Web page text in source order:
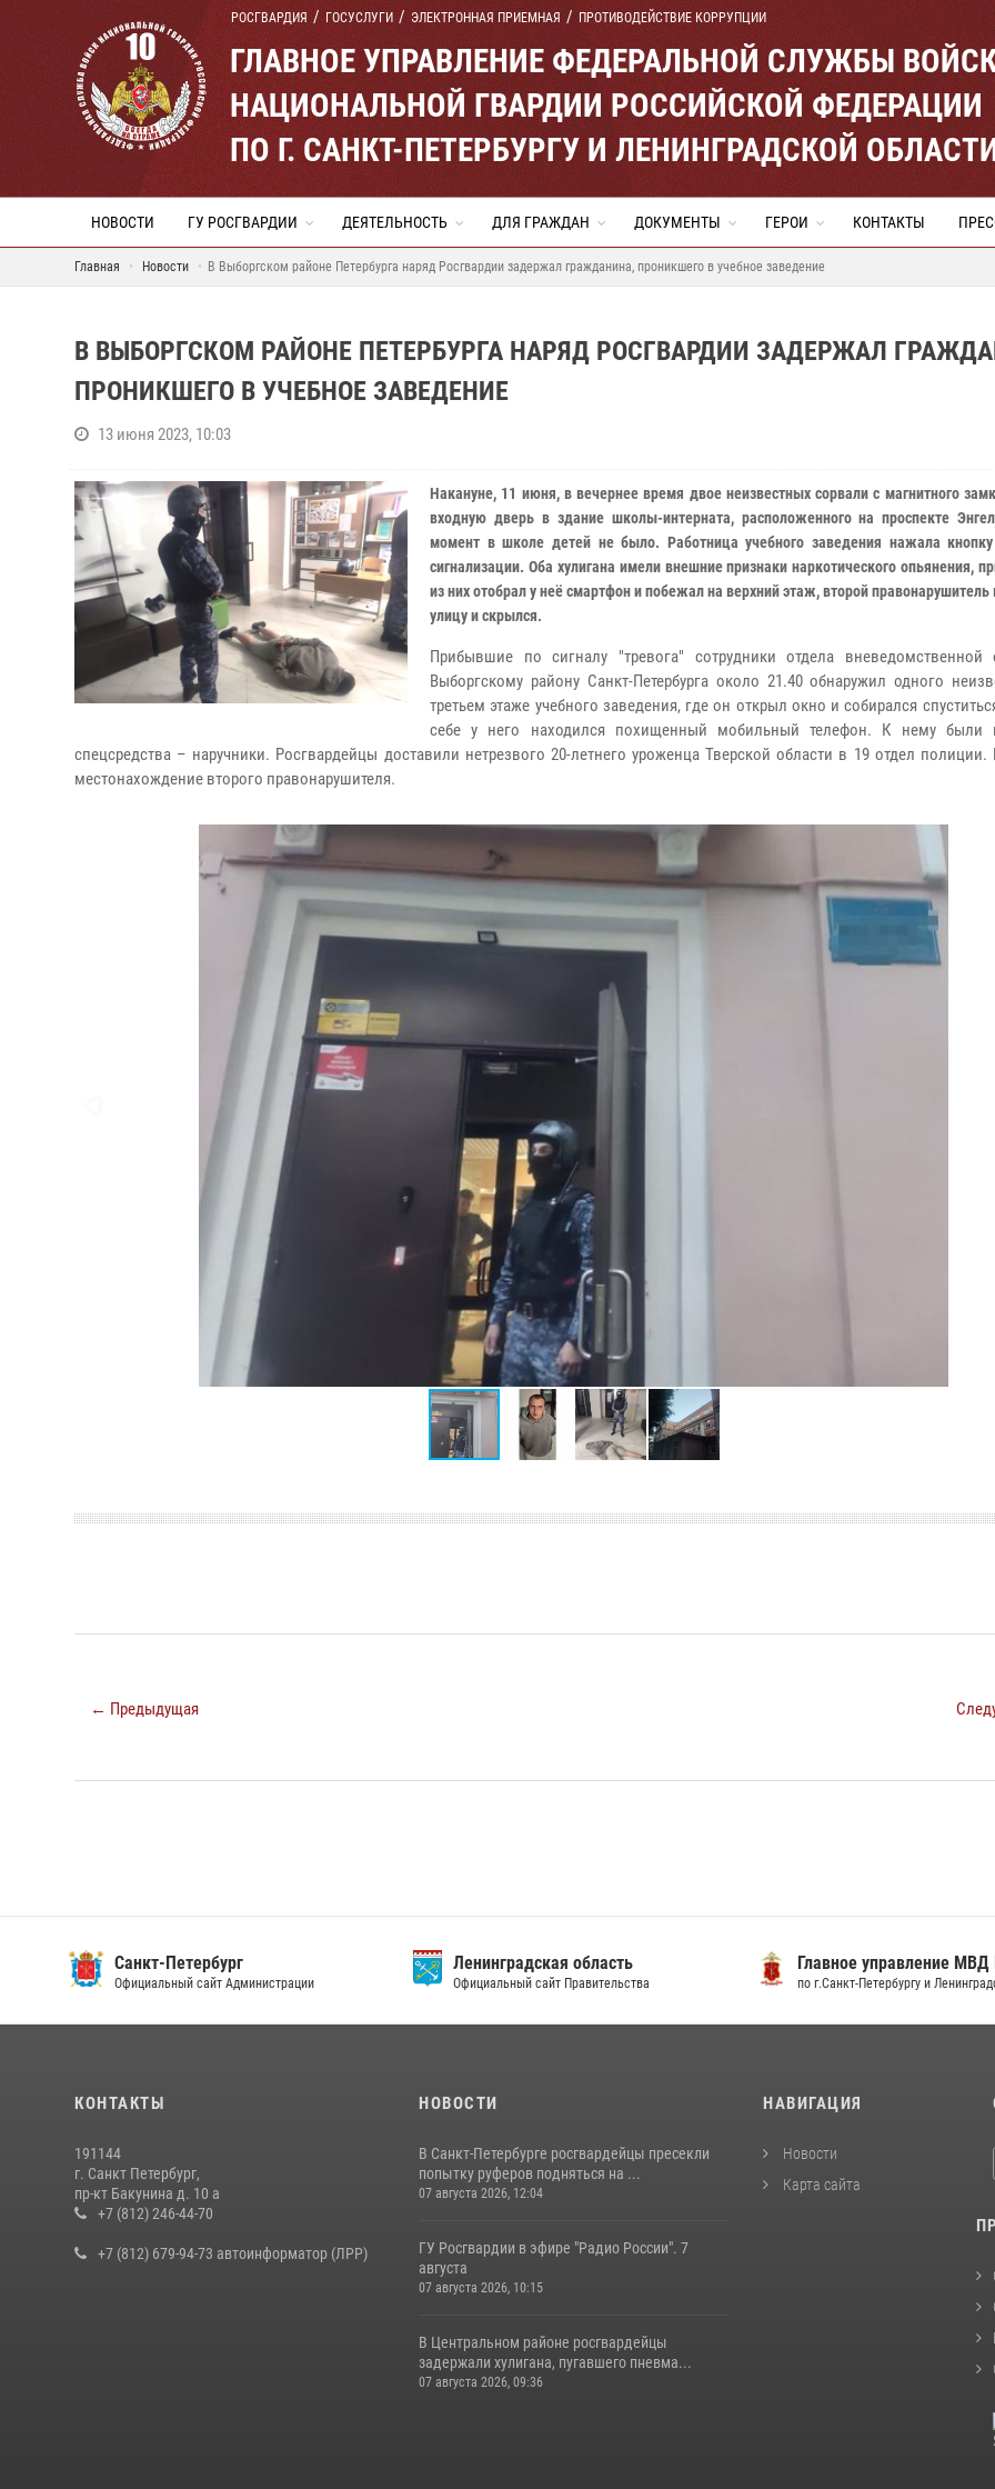
РОСГВАРДИЯ ГОСУСЛУГИ ЭЛЕКТРОННАЯ ПРИЕМНАЯ ПРОТИВОДЕЙСТВИЕ КОРРУПЦИИ
ГЛАВНОЕ УПРАВЛЕНИЕ ФЕДЕРАЛЬНОЙ СЛУЖБЫ
НАЦИОНАЛЬНОЙ ГВАРДИИ РОССИЙСКОЙ ФЕДЕРАЦИИ
ПО Г. САНКТ-ПЕТЕРБУРГУ И ЛЕНИНГРАДСКОЙ
НОВОСТИ ГУ РОСГВАРДИИ ДЕЯТЕЛЬНОСТЬ ДЛЯ ГРАЖДАН ДОКУМЕНТЫ ГЕРОИ КОНТАКТЫ
Главная Новости В Выборгском районе Петербурга наряд Росгвардии задержал гражданина, проникшего в учебное заведение
В ВЫБОРГСКОМ РАЙОНЕ ПЕТЕРБУРГА НАРЯД РОСГВАРДИИ ЗАДЕРЖАЛ
ПРОНИКШЕГО В УЧЕБНОЕ ЗАВЕДЕНИЕ
13 июня 2023, 10:03
Накануне, 11 июня, в вечернее время двое неизвестных сорвали с магнитного
входную дверь в здание школы-интерната, расположенного на проспекте
момент в школе детей не было. Работница учебного заведения нажала
сигнализации. Оба хулигана имели внешние признаки наркотического опьянения,
из них отобрал у неё смартфон и побежал на верхний этаж, второй
улицу и скрылся.
Прибывшие по сигналу "тревога" сотрудники отдела
Выборгскому району Санкт-Петербурга около 21.40 обнаружил одного
третьем этаже учебного заведения, где он открыл окно и собирался
себе у него находился похищенный мобильный телефон. К нему были
спецсредства – наручники. Росгвардейцы доставили нетрезвого 20-летнего уроженца Тверской области в 19 отдел полиции.
местонахождение второго правонарушителя.
← Предыдущая
Санкт-Петербург
Официальный сайт Администрации
Ленинградская область
Официальный сайт Правительства
Главное управление МВД
по г.Санкт-Петербургу и
КОНТАКТЫ
191144
г. Санкт Петербург,
пр-кт Бакунина д. 10 а
+7 (812) 246-44-70
+7 (812) 679-94-73 автоинформатор (ЛРР)
НОВОСТИ
В Санкт-Петербурге росгвардейцы пресекли
попытку руферов подняться на ...
07 августа 2026, 12:04
ГУ Росгвардии в эфире "Радио России". 7
августа
07 августа 2026, 10:15
В Центральном районе росгвардейцы
задержали хулигана, пугавшего пневма...
07 августа 2026, 09:36
НАВИГАЦИЯ
Новости
Карта сайта